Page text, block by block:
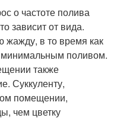
о частоте полива
зависит от вида.
в то время как
минимальным поливом.
также
Суккуленту,
помещении,
чем цветку